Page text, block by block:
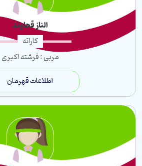
الناز قجاوند
کاراته
مربی : فرشته اکبری
اطلاعات قهرمان